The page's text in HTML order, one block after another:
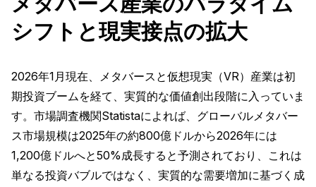
シフトと現実接点の拡大
2026年1月現在、メタバースと仮想現実（VR）産業は初
期投資ブームを経て、実質的な価値創出段階に入っていま
す。市場調査機関Statistaによれば、グローバルメタバー
ス市場規模は2025年の約800億ドルから2026年には
1,200億ドルへと50%成長すると予測されており、これは
単なる投資バブルではなく、実質的な需要増加に基づく成